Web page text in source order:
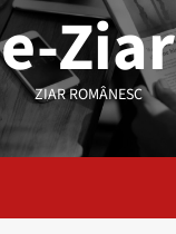
e-Ziar
ZIAR ROMÂNESC